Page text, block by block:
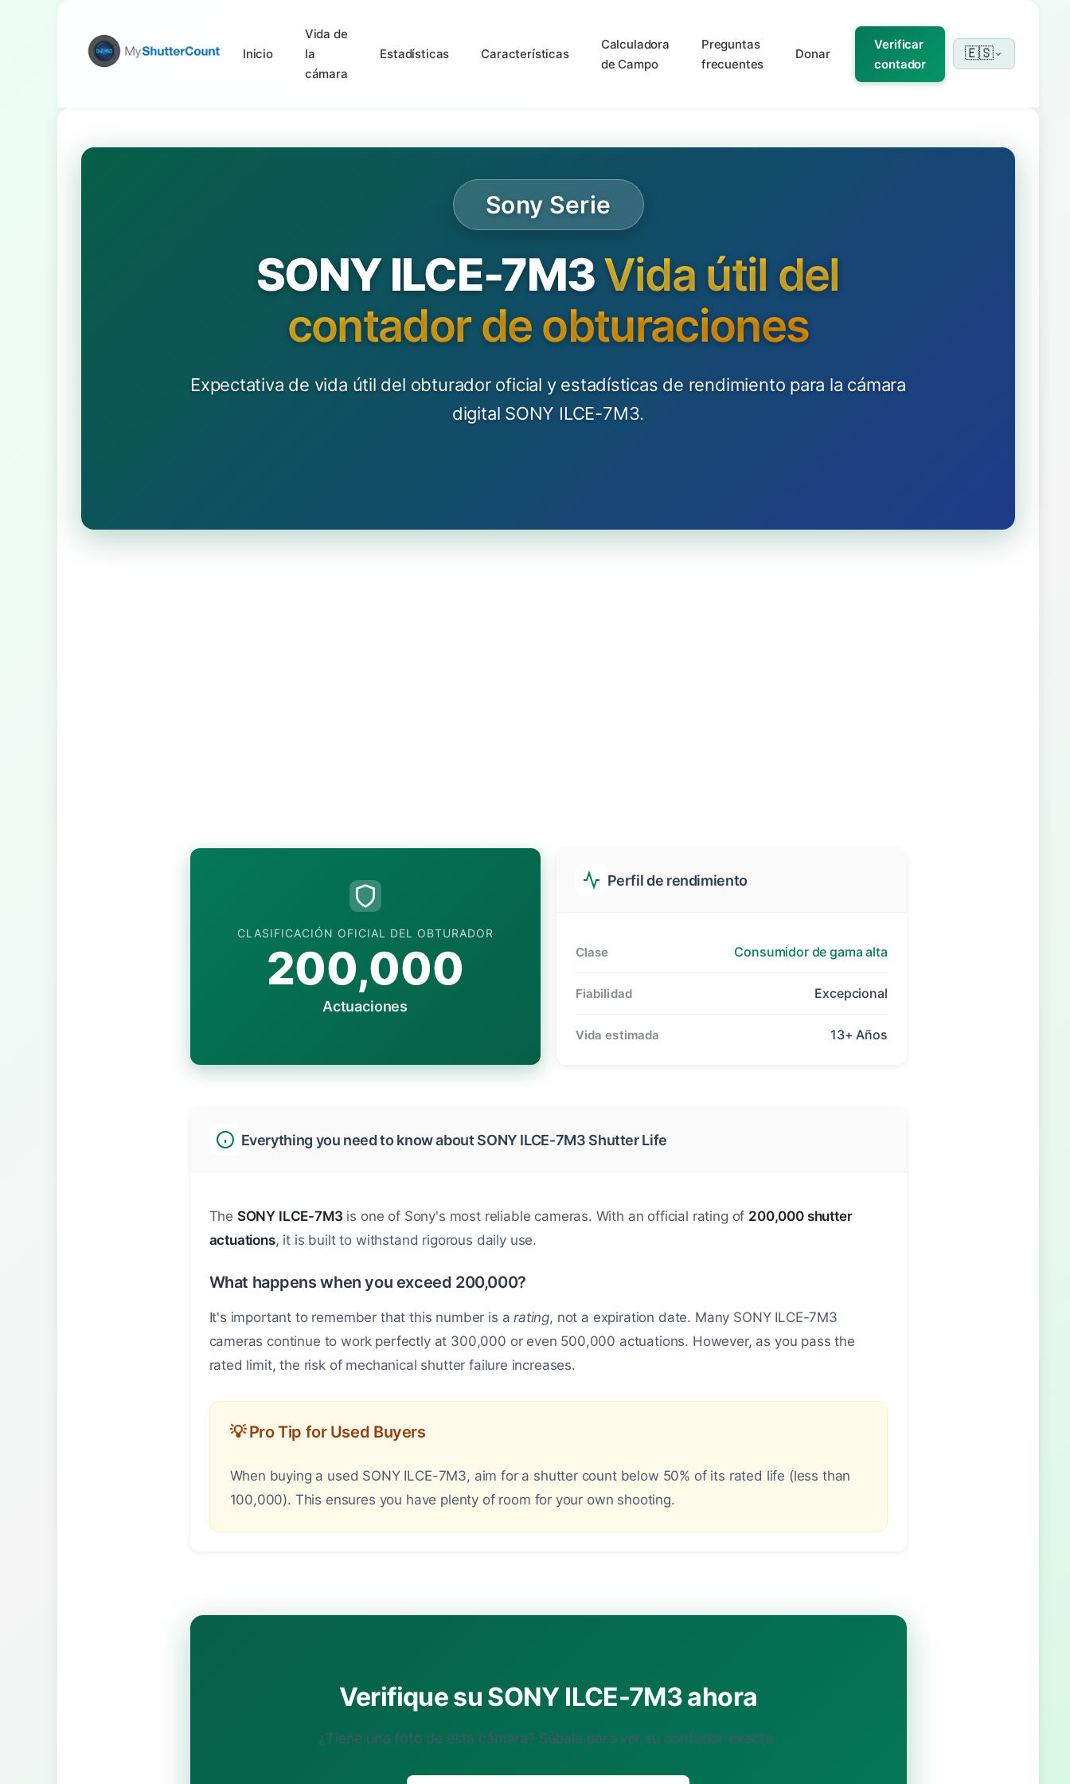
Inicio
Vida de
la
cámara
Estadísticas Características
Calculadora
de Campo
Preguntas
frecuentes
Donar
Verificar
contador
🇪🇸
Sony Serie
SONY ILCE-7M3Vida útil del
contador de obturaciones
Expectativa de vida útil del obturador oficial y estadísticas de rendimiento para la cámara
digital SONY ILCE-7M3.
CLASIFICACIÓN OFICIAL DEL OBTURADOR
200,000
Actuaciones
Perfil de rendimiento
Clase Consumidor de gama alta
Fiabilidad Excepcional
Vida estimada 13+ Años
Everything you need to know about SONY ILCE-7M3 Shutter Life
The SONY ILCE-7M3 is one of Sony's most reliable cameras. With an official rating of 200,000 shutter
actuations, it is built to withstand rigorous daily use.
What happens when you exceed 200,000?
It's important to remember that this number is arating, not a expiration date. Many SONY ILCE-7M3
cameras continue to work perfectly at 300,000 or even 500,000 actuations. However, as you pass the
rated limit, the risk of mechanical shutter failure increases.
💡 Pro Tip for Used Buyers
When buying a used SONY ILCE-7M3, aim for a shutter count below 50% of its rated life (less than
100,000). This ensures you have plenty of room for your own shooting.
Verifique su SONY ILCE-7M3 ahora
¿Tiene una foto de esta cámara? Súbala para ver su contador exacto.